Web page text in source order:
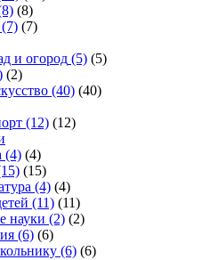
(8)
(7) (7)
и огород (5) (5)
(2)
(40) (40)
(12) (12)
(4) (4)
(15)
(4) (4)
(11) (11)
науки (2) (2)
(6) (6)
(6) (6)